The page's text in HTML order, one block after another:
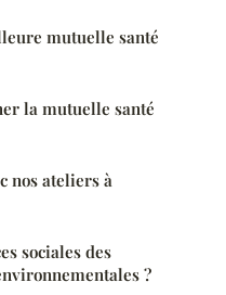
mutuelle santé
la mutuelle santé
nos ateliers à
sociales des
?